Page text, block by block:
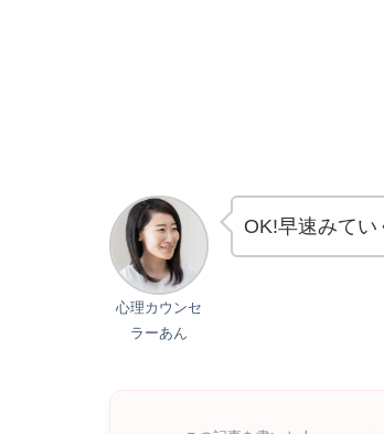
心理カウンセ
ラーあん
OK!早速みてい